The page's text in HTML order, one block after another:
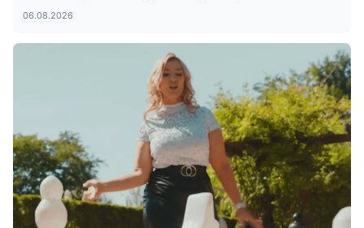
06.08.2026